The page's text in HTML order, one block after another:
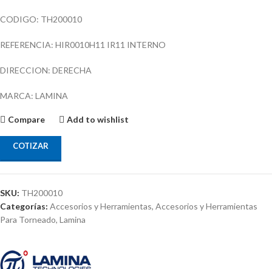
CODIGO: TH200010
REFERENCIA: HIR0010H11 IR11 INTERNO
DIRECCION: DERECHA
MARCA: LAMINA
Compare Add to wishlist
COTIZAR
SKU: TH200010
Categorías: Accesorios y Herramientas, Accesorios y Herramientas
Para Torneado, Lamina